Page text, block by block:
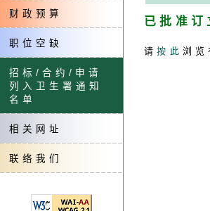
财政预算
职位空缺
招标/合约/申请
列入卫生署通知
名单
相关网址
联络我们
已批准订
请按此 浏览